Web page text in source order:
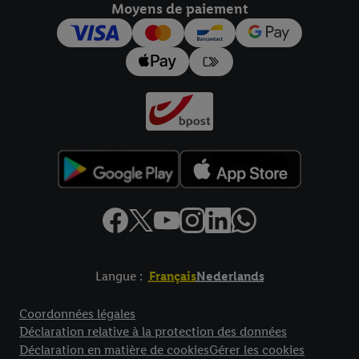
Moyens de paiement
Langue : FrançaisNederlands
Coordonnées légales
Déclaration relative à la protection des données
Déclaration en matière de cookiesGérer les cookies
pour l’avenir dans notredéclaration relative à la protection des
données
Vous trouverez les impressions ici.